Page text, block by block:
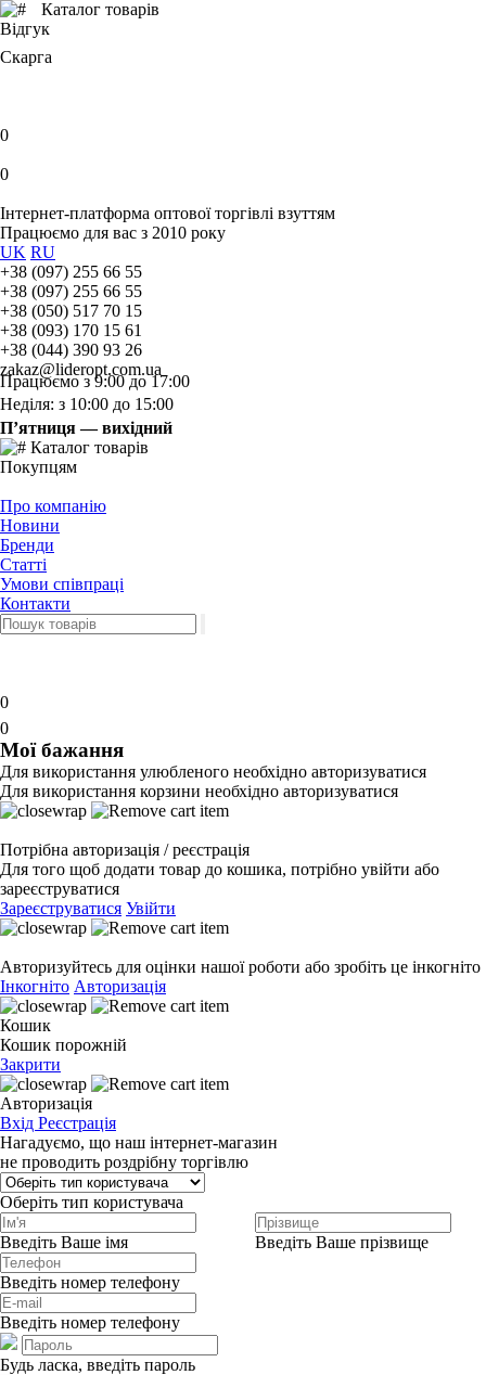
Каталог товарів
Відгук
Скарга
0
0
Інтернет-платформа оптової торгівлі взуттям
Працюємо для вас з 2010 року
UK RU
+38 (097) 255 66 55
+38 (097) 255 66 55
+38 (050) 517 70 15
+38 (093) 170 15 61
+38 (044) 390 93 26
zakaz@lideropt.com.ua
Працюємо з 9:00 до 17:00
Неділя: з 10:00 до 15:00
П’ятниця — вихідний
Каталог товарів
Покупцям
Про компанію
Новини
Бренди
Статті
Умови співпраці
Контакти
0
0
Мої бажання
Для використання улюбленого необхідно авторизуватися
Для використання корзини необхідно авторизуватися
Потрібна авторизація / реєстрація
Для того щоб додати товар до кошика, потрібно увійти або
зареєструватися
Зареєструватися Увійти
Авторизуйтесь для оцінки нашої роботи або зробіть це інкогніто
Інкогніто Авторизація
Кошик
Кошик порожній
Закрити
Авторизація
Вхід Реєстрація
Нагадуємо, що наш інтернет-магазин
не проводить роздрібну торгівлю
Оберіть тип користувача
Введіть Ваше імя Введіть Ваше прізвище
Введіть номер телефону
Введіть номер телефону
Будь ласка, введіть пароль